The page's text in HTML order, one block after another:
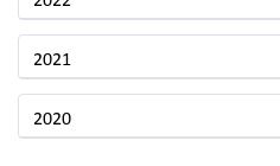
2021
2020